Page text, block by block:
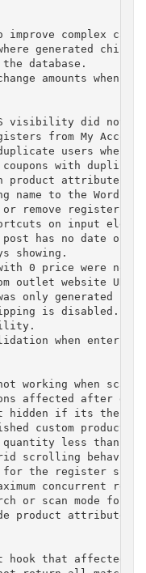
complex
generated chip &
database.
amounts when
visibility did not
from My
users when
with duplicate
product attribute
name to the
remove register
on input
has no date of
showing.
0 price were not
website URL
only generated
is disabled.
when entering
working when scan
affected after
hidden if its the
custom
less than 1
scrolling
for the register
concurrent
or scan mode for
product attributes
that affected